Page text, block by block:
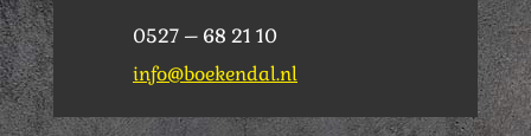
0527 – 68 21 10
info@boekendal.nl